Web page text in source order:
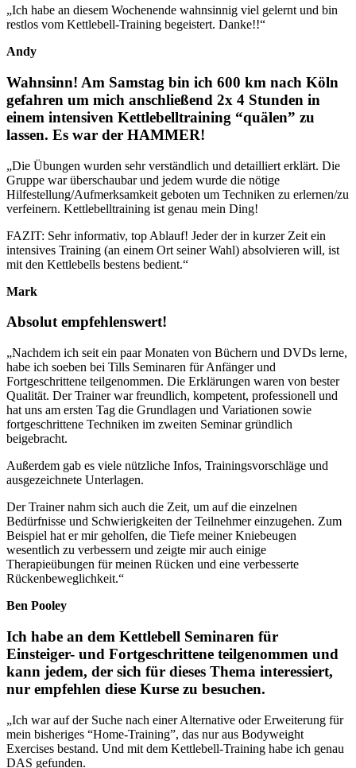
„Ich habe an diesem Wochenende wahnsinnig viel gelernt und bin
restlos vom Kettlebell-Training begeistert. Danke!!“
Andy
Wahnsinn! Am Samstag bin ich 600 km nach Köln
gefahren um mich anschließend 2x 4 Stunden in
einem intensiven Kettlebelltraining “quälen” zu
lassen. Es war der HAMMER!
„Die Übungen wurden sehr verständlich und detailliert erklärt. Die
Gruppe war überschaubar und jedem wurde die nötige
Hilfestellung/Aufmerksamkeit geboten um Techniken zu erlernen/zu
verfeinern. Kettlebelltraining ist genau mein Ding!
FAZIT: Sehr informativ, top Ablauf! Jeder der in kurzer Zeit ein
intensives Training (an einem Ort seiner Wahl) absolvieren will, ist
mit den Kettlebells bestens bedient.“
Mark
Absolut empfehlenswert!
„Nachdem ich seit ein paar Monaten von Büchern und DVDs lerne,
habe ich soeben bei Tills Seminaren für Anfänger und
Fortgeschrittene teilgenommen. Die Erklärungen waren von bester
Qualität. Der Trainer war freundlich, kompetent, professionell und
hat uns am ersten Tag die Grundlagen und Variationen sowie
fortgeschrittene Techniken im zweiten Seminar gründlich
beigebracht.
Außerdem gab es viele nützliche Infos, Trainingsvorschläge und
ausgezeichnete Unterlagen.
Der Trainer nahm sich auch die Zeit, um auf die einzelnen
Bedürfnisse und Schwierigkeiten der Teilnehmer einzugehen. Zum
Beispiel hat er mir geholfen, die Tiefe meiner Kniebeugen
wesentlich zu verbessern und zeigte mir auch einige
Therapieübungen für meinen Rücken und eine verbesserte
Rückenbeweglichkeit.“
Ben Pooley
Ich habe an dem Kettlebell Seminaren für
Einsteiger- und Fortgeschrittene teilgenommen und
kann jedem, der sich für dieses Thema interessiert,
nur empfehlen diese Kurse zu besuchen.
„Ich war auf der Suche nach einer Alternative oder Erweiterung für
mein bisheriges “Home-Training”, das nur aus Bodyweight
Exercises bestand. Und mit dem Kettlebell-Training habe ich genau
DAS gefunden.